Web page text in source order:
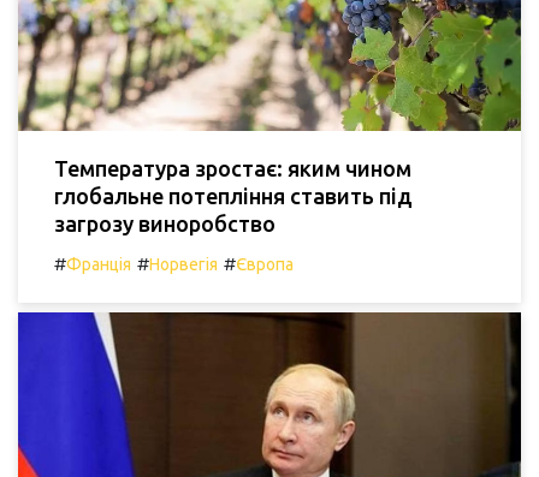
Температура зростає: яким чином
глобальне потепління ставить під
загрозу виноробство
#Франція #Норвегія #Європа